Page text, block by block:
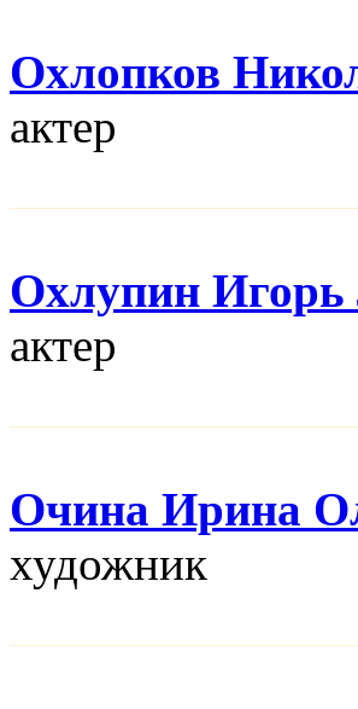
Охлопков
актер
Охлупин Игорь
актер
Очина Ирина
художник